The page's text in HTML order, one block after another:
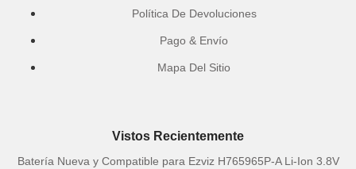
Política De Devoluciones
Pago & Envío
Mapa Del Sitio
Vistos Recientemente
Batería Nueva y Compatible para Ezviz H765965P-A Li-Ion 3.8V